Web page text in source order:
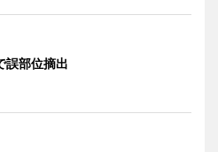
誤部位摘出